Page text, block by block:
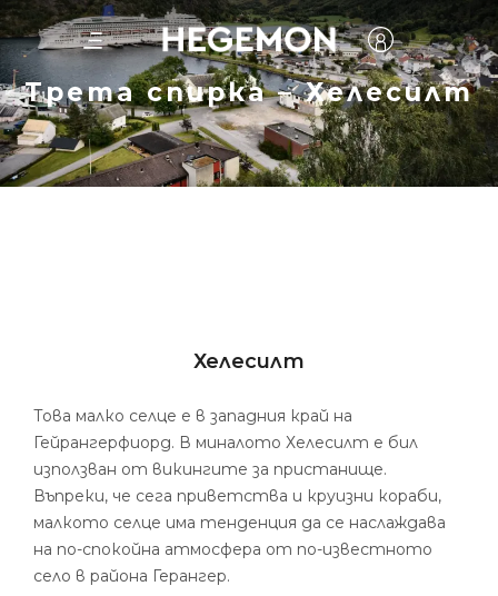
Трета спирка – Хелесилт
Хелесилт
Това малко селце е в западния край на
Гейрангерфиорд. В миналото Хелесилт е бил
използван от викингите за пристанище.
Въпреки, че сега приветства и круизни кораби,
малкото селце има тенденция да се наслаждава
на по-спокойна атмосфера от по-известното
село в района Герангер.